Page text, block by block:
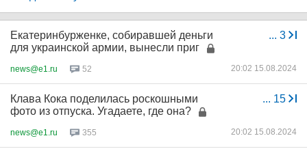
... 3
Екатеринбурженке, собиравшей деньги
для украинской армии, вынесли приг
news@e1.ru 52 20:02 15.08.2024
... 15
Клава Кока поделилась роскошными
фото из отпуска. Угадаете, где она?
news@e1.ru 355 20:02 15.08.2024